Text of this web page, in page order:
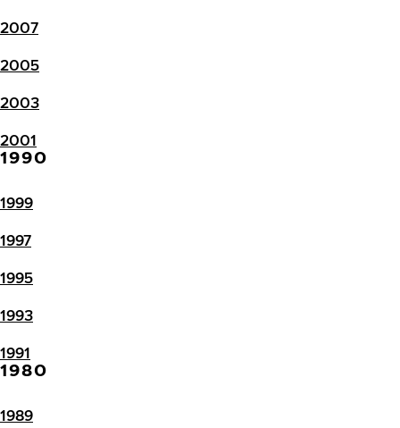
2007
2005
2003
2001
1990
1999
1997
1995
1993
1991
1980
1989